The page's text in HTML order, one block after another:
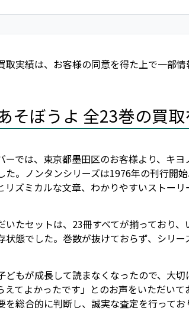
実績は、お客様の同意を得た上で一部
そぼうよ 全23巻の買
ーでは、東京都墨田区のお客様より、キ
た。ノンタンシリーズは1976年の刊行開
リズミカルな文章、わかりやすいストーリ
いたセットは、23冊すべてが揃っており
状態でした。巻数が抜けておらず、シリ
どもが成長して読まなくなったので、大
えてよかったです」とのお声をいただい
総合的に判断し、誠実な査定を行ってお